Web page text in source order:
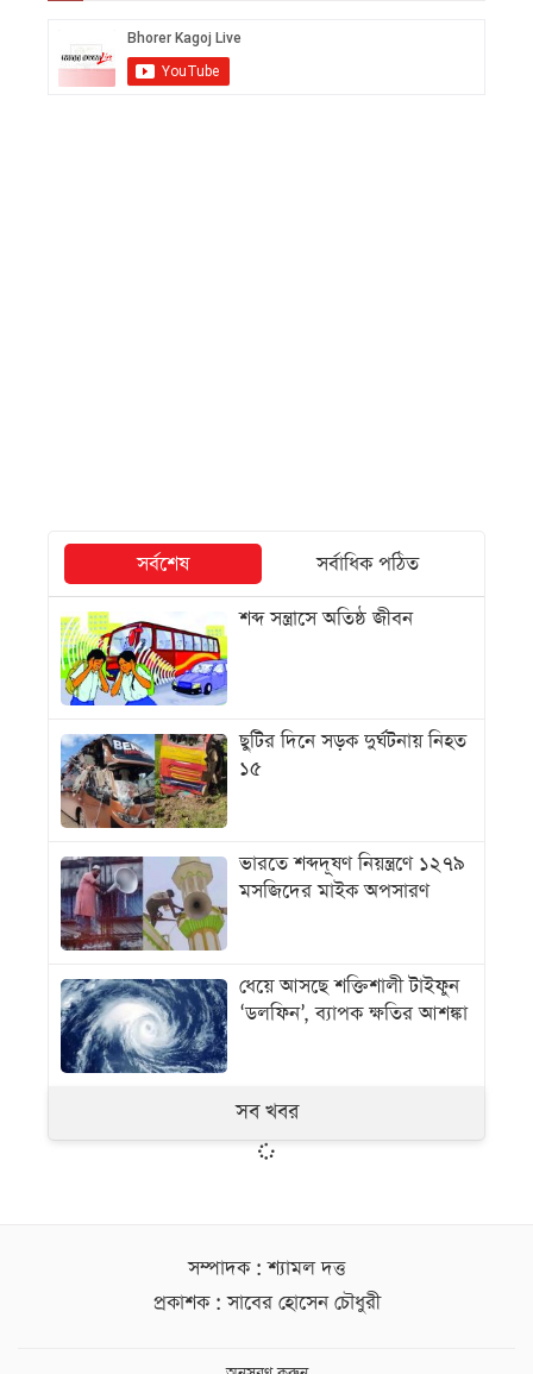
সর্বশেষ
সর্বাধিক পঠিত
শব্দ সন্ত্রাসে অতিষ্ঠ জীবন
ছুটির দিনে সড়ক দুর্ঘটনায় নিহত
১৫
ভারতে শব্দদূষণ নিয়ন্ত্রণে ১২৭৯
মসজিদের মাইক অপসারণ
ধেয়ে আসছে শক্তিশালী টাইফুন
‘ডলফিন’, ব্যাপক ক্ষতির আশঙ্কা
সব খবর
সম্পাদক : শ্যামল দত্ত
প্রকাশক : সাবের হোসেন চৌধুরী